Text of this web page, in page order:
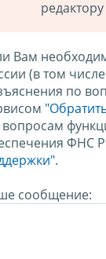
Вам
(в том
по
ФНС
сообщение: